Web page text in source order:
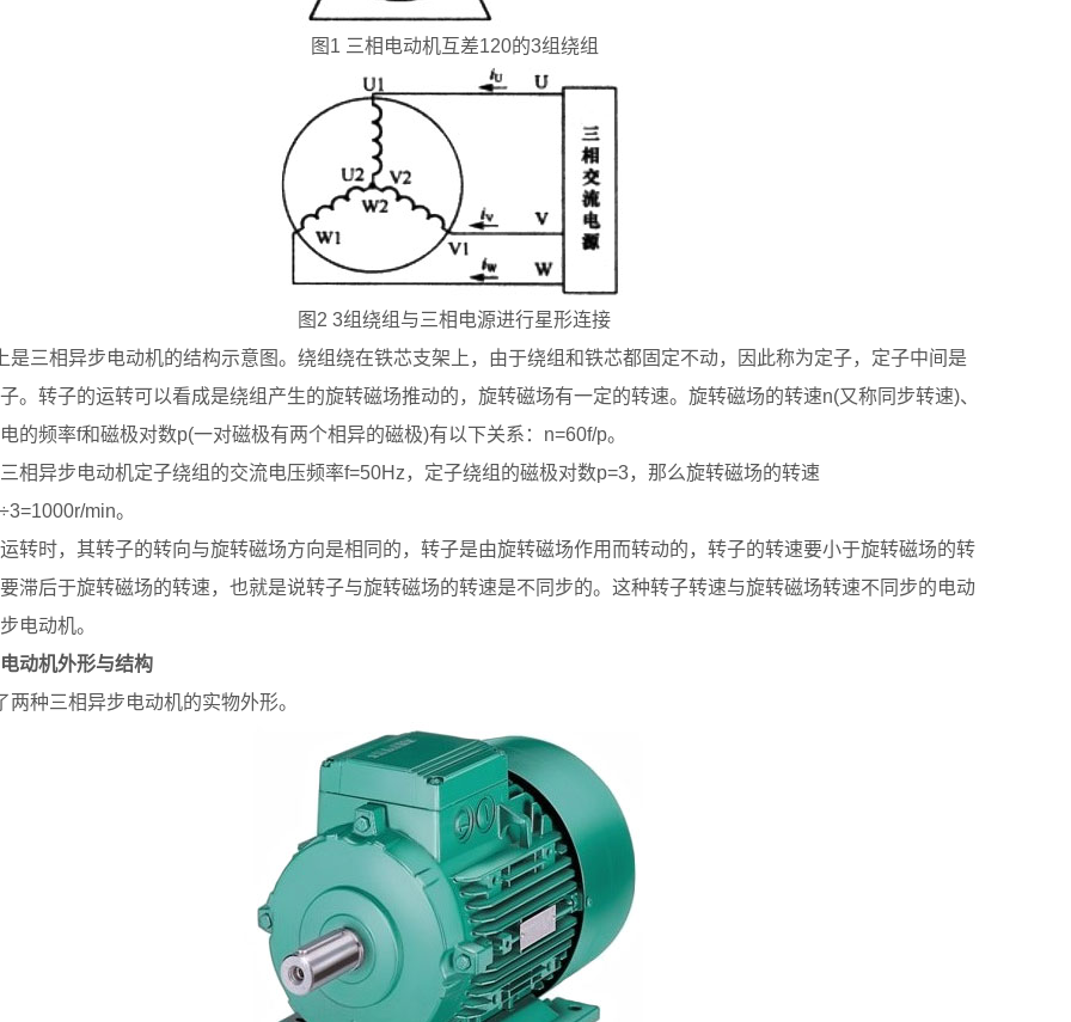
图1 三相电动机互差120的3组绕组
图2 3组绕组与三相电源进行星形连接
是三相异步电动机的结构示意图。绕组绕在铁芯支架上，由于绕组和铁芯都固定不动，因此称为定子，定子中间是
。转子的运转可以看成是绕组产生的旋转磁场推动的，旋转磁场有一定的转速。旋转磁场的转速n(又称同步转速)、
的频率f和磁极对数p(一对磁极有两个相异的磁极)有以下关系：n=60f/p。
相异步电动机定子绕组的交流电压频率f=50Hz，定子绕组的磁极对数p=3，那么旋转磁场的转速
min。
转时，其转子的转向与旋转磁场方向是相同的，转子是由旋转磁场作用而转动的，转子的转速要小于旋转磁场的转
滞后于旋转磁场的转速，也就是说转子与旋转磁场的转速是不同步的。这种转子转速与旋转磁场转速不同步的电动
电动机。
动机外形与结构
两种三相异步电动机的实物外形。